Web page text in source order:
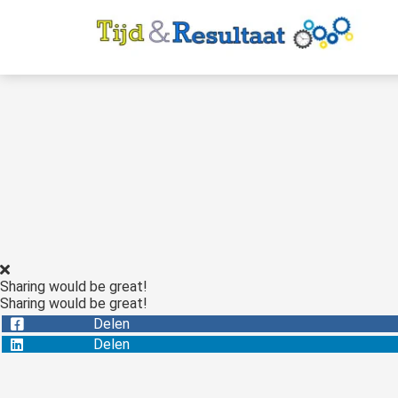
Sharing would be great!
Sharing would be great!
Delen
Delen